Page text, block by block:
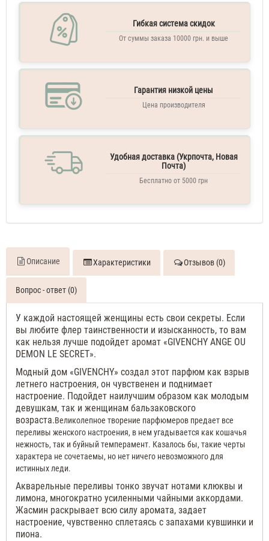
Givenchy
Secret
ML
Духи
Demon
Secret
Духи
женские
110
ML
Гибкая система скидок
От суммы заказа 10000 грн. и выше
Гарантия низкой цены
Цена производителя
Удобная доставка (Укрпочта, Новая
Почта)
Бесплатно от 5000 грн
Описание Характеристики Отзывов (0)
Вопрос - ответ (0)
У каждой настоящей женщины есть свои секреты. Если
вы любите флер таинственности и изысканность, то вам
как нельзя лучше подойдет аромат «GIVENCHY ANGE OU
DEMON LE SECRET».
Модный дом «GIVENCHY» создал этот парфюм как взрыв
летнего настроения, он чувственен и поднимает
настроение. Подойдет наилучшим образом как молодым
девушкам, так и женщинам бальзаковского
возраста.Великолепное творение парфюмеров предает все
переливы женского настроения, в нем угадывается как кошачья
нежность, так и буйный темперамент. Казалось бы, такие черты
характера не сочетаемы, но нет ничего невозможного для
истинных леди.
Акварельные переливы тонко звучат нотами клюквы и
лимона, многократно усиленными чайными аккордами.
Жасмин раскрывает всю силу аромата, задает
настроение, чувственно сплетаясь с запахами кувшинки и
пиона.